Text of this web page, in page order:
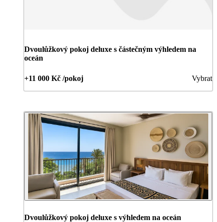
Dvoulůžkový pokoj deluxe s částečným výhledem na
oceán
+11 000 Kč /pokoj Vybrat
Dvoulůžkový pokoj deluxe s výhledem na oceán